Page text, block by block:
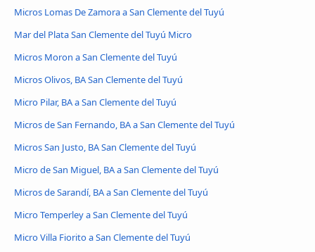
Micros Lomas De Zamora a San Clemente del Tuyú
Mar del Plata San Clemente del Tuyú Micro
Micros Moron a San Clemente del Tuyú
Micros Olivos, BA San Clemente del Tuyú
Micro Pilar, BA a San Clemente del Tuyú
Micros de San Fernando, BA a San Clemente del Tuyú
Micros San Justo, BA San Clemente del Tuyú
Micro de San Miguel, BA a San Clemente del Tuyú
Micros de Sarandí, BA a San Clemente del Tuyú
Micro Temperley a San Clemente del Tuyú
Micro Villa Fiorito a San Clemente del Tuyú